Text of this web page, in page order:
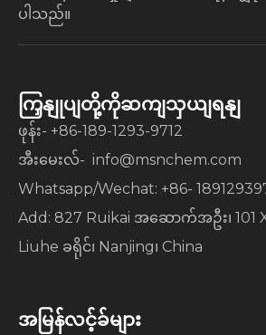
ပါသည်။
ကြှနျုပျတို့ကိုဆကျသှယျရနျ
ဖုန်း- +86-189-1293-9712
​​အီးမေးလ်- info@msnchem.com
Whatsapp/Wechat: +86-
Add: 827 Ruikai အဆောက်အဦး၊ 101
Liuhe ခရိုင်၊ Nanjing၊ China
အမြန်လင့်ခ်များ